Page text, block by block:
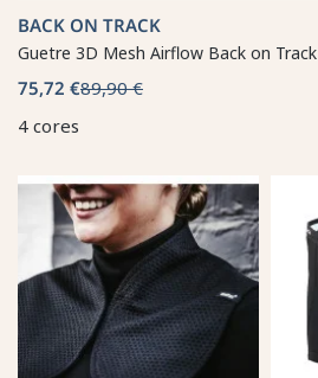
BACK ON TRACK
Guetre 3D Mesh Airflow Back on Track
75,72 €89,90 €
4 cores